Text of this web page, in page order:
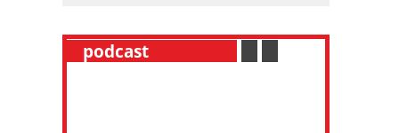
podcast